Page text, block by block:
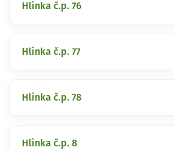
Hlinka č.p. 76
Hlinka č.p. 77
Hlinka č.p. 78
Hlinka č.p. 8